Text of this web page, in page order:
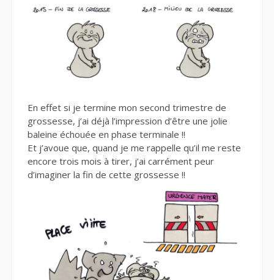
En effet si je termine mon second trimestre de
grossesse, j’ai déjà l’impression d’être une jolie
baleine échouée en phase terminale !!
Et j’avoue que, quand je me rappelle qu’il me reste
encore trois mois à tirer, j’ai carrément peur
d’imaginer la fin de cette grossesse !!